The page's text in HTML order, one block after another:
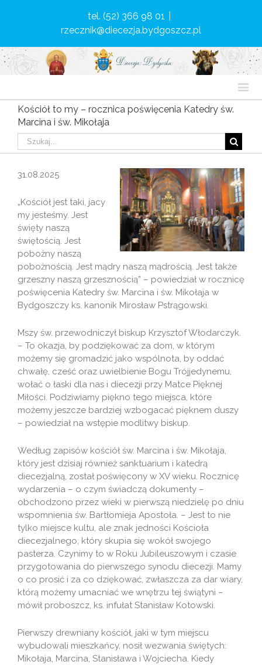
tel. (52) 366 98 01
rzecznik@diecezja.bydgoszcz.pl
Kościół to my – rocznica poświęcenia Katedry św.
Marcina i św. Mikołaja
31.08.2025
„Kościół jest taki, jacy
my jesteśmy. Jest
święty naszą
świętością. Jest
pobożny naszą
pobożnością. Jest mądry naszą mądrością. Jest także
grzeszny naszą grzesznością” – powiedział w rocznicę
poświęcenia Katedry św. Marcina i św. Mikołaja w
Bydgoszczy ks. kanonik Mirosław Pstrągowski.
Mszy św. przewodniczył biskup Krzysztof Włodarczyk.
– To okazja, by podziękować za dom, w którym
możemy się gromadzić jako wspólnota, by oddać
chwałę, cześć oraz uwielbienie Bogu Trójjedynemu,
wołać o łaski dla nas i diecezji przy Matce Pięknej
Miłości. Podziwiamy piękno tego miejsca, które
możemy jeszcze bardziej wzbogacać pięknem duszy
– powiedział na wstępie modlitwy biskup.
Według zapisów kościół św. Marcina i św. Mikołaja,
który jest dzisiaj również sanktuarium i katedrą
diecezjalną, został poświęcony w XV wieku. Rocznicę
wydarzenia – o czym świadczą dokumenty –
obchodzono przez wieki w pierwszą niedzielę po dniu
wspomnienia św. Bartłomieja Apostoła. – Jest to nie
tylko miejsce kultu, ale znak jedności Kościoła
diecezjalnego, który skupia się wokół swojego
pasterza. Czynimy to w Roku Jubileuszowym i czasie
przygotowania do pierwszego synodu diecezji. Mamy
o co prosić i za co dziękować, zwłaszcza za dar wiary,
którą możemy umacniać we wnętrzu tej świątyni –
mówił proboszcz, ks. infułat Stanisław Kotowski.
Pierwszy drewniany kościół, jaki w tym miejscu
wybudowali mieszkańcy, nosił wezwania świętych:
Mikołaja, Marcina, Stanisława i Wojciecha. Kiedy